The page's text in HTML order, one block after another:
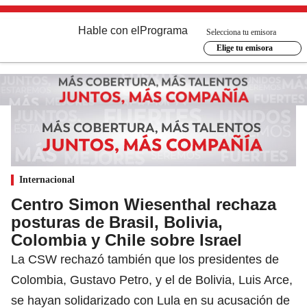
Hable con el Programa
Selecciona tu emisora
Elige tu emisora
Internacional
Centro Simon Wiesenthal rechaza
posturas de Brasil, Bolivia,
Colombia y Chile sobre Israel
La CSW rechazó también que los presidentes de
Colombia, Gustavo Petro, y el de Bolivia, Luis Arce,
se hayan solidarizado con Lula en su acusación de